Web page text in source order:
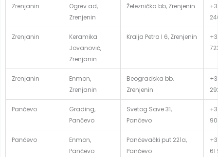
Zrenjanin
Ogrev ad,
Zrenjenin
Železnička bb, Zrenjenin
Zrenjanin
Keramika
Jovanović,
Zrenjanin
Kralja Petra I 6, Zrenjenin
Zrenjanin
Enmon,
Zrenjanin
Beogradska bb,
Zrenjenin
Pančevo
Grading,
Pančevo
Svetog Save 31,
Pančevo
Pančevo
Enmon,
Pančevo
Pančevački put 221a,
Pančevo